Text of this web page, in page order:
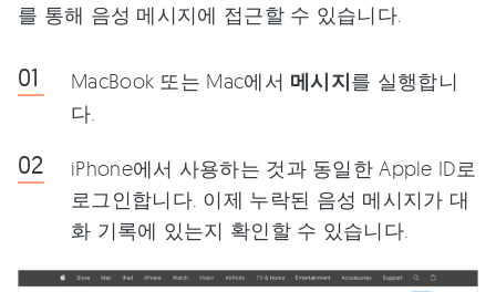
를 통해 음성 메시지에 접근할 수 있습니다.
MacBook 또는 Mac에서 메시지를 실행합니
다.
iPhone에서 사용하는 것과 동일한 Apple ID로
로그인합니다. 이제 누락된 음성 메시지가 대
화 기록에 있는지 확인할 수 있습니다.